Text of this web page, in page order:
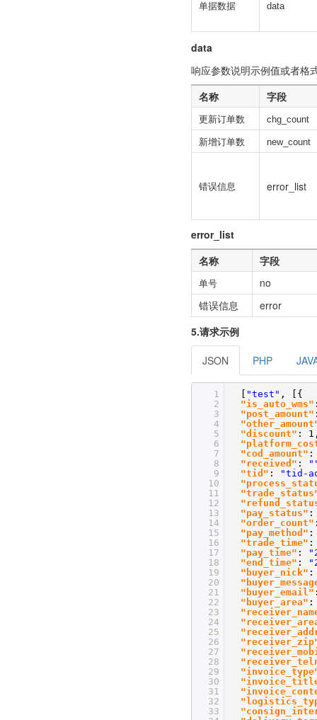
单据数据 data
data
响应参数说明示例值或者格
名称
字段
更新订单数 chg_count
新增订单数 new_count
错误信息 error_list
error_list
名称
字段
单号
no
错误信息
error
5.请求示例
JSON PHP
1
2
3
4
5
6
7
8
9
10
11
12
13
14
15
16
17
18
19
20
21
22
23
24
25
26
27
28
29
30
31
32
33
"test" , [{
"is_auto_wms"
"post_amount"
"discount" :
"cod_amount"
"received" :
"tid" :
"tid-
"pay_status" :
"order_count"
"pay_method" :
"trade_time"
"pay_time" :
"end_time" :
"buyer_nick"
"buyer_email"
"buyer_area"